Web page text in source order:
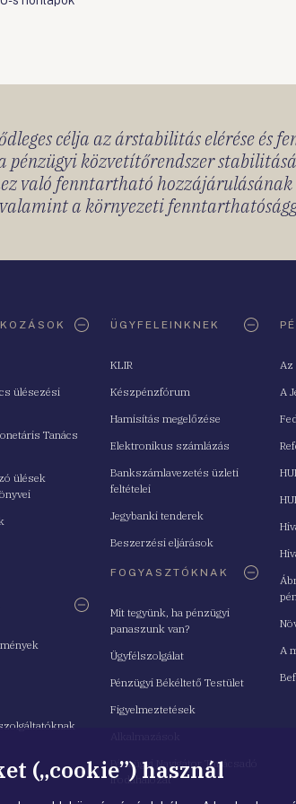
célja az árstabilitás elérése és
pénzügyi közvetítőrendszer
való fenntartható
a környezeti
ülésezési
Tanács
ülések
ÜGYFELEINKNEK
KLIR
Készpénzfórum
Hamisítás megelőzése
Elektronikus számlázás
Bankszámlavezetés üzleti
feltételei
Jegybanki tenderek
Beszerzési eljárások
FOGYASZTÓKNAK
Mit tegyünk, ha pénzügyi
panaszunk van?
Ügyfélszolgálat
Pénzügyi Békéltető Testület
Figyelmeztetések
Pénzügyi Navigátor Tanácsadó
Irodahálózat
Az
A
A
(„cookie”) használ